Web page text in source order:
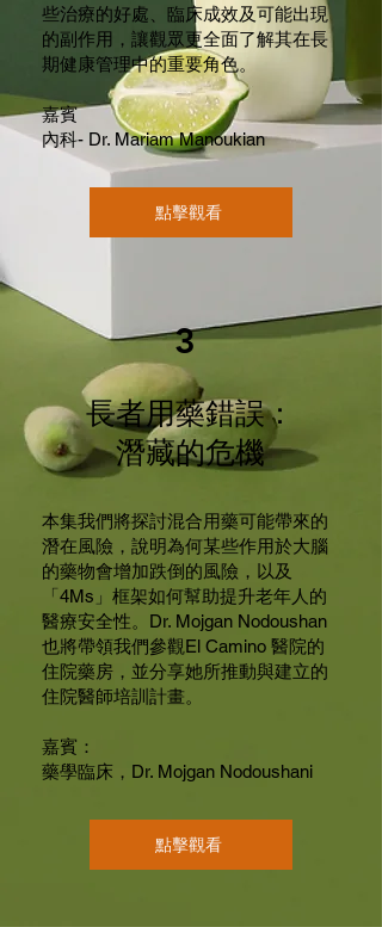
些治療的好處、臨床成效及可能出現
的副作用，讓觀眾更全面了解其在長
期健康管理中的重要角色。
嘉賓
內科- Dr. Mariam Manoukian
點擊觀看
3
長者用藥錯誤：
潛藏的危機
本集我們將探討混合用藥可能帶來的
潛在風險，說明為何某些作用於大腦
的藥物會增加跌倒的風險，以及
「4Ms」框架如何幫助提升老年人的
醫療安全性。Dr. Mojgan Nodoushan
也將帶領我們參觀El Camino 醫院的
住院藥房，並分享她所推動與建立的
住院醫師培訓計畫。
嘉賓：
藥學臨床，Dr. Mojgan Nodoushani
點擊觀看